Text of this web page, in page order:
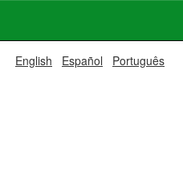
English Español Português